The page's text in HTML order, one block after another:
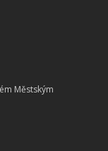
Městským